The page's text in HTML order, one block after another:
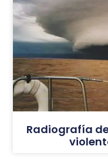
Radiografía